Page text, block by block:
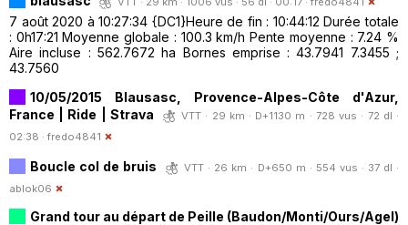
7 août 2020 à 10:27:34 {DC1}Heure de fin : 10:44:12 Durée totale
: 0h17:21 Moyenne globale : 100.3 km/h Pente moyenne : 7.24 %
Aire incluse : 562.7672 ha Bornes emprise : 43.7941 7.3455 ;
43.7560
10/05/2015 Blausasc, Provence-Alpes-Côte d'Azur,
France | Ride | Strava
VTT · 29 km · D+1130 m · 728 vus · 72 dl ·
02:38 · fredo4841
Boucle col de bruis
VTT · 26 km · D+650 m · 554 vus · 37 dl ·
ablok06
Grand tour au départ de Peille (Baudon/Monti/Ours/Agel)